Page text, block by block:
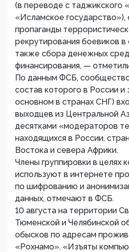
(в переводе с таджикского
«Исламское государство»),
пропаганды
рекрутирования боевиков
также сбора денежных
финансирования, —
По данным ФСБ,
состав которого в России
основном в странах СНГ)
выходцев из Центральной
десятками «модераторов
находящихся в России,
Востока и севера Африки.
Члены группировки в целях
используют в интернете
по шифрованию и
данных, отмечают в ФСБ.
10 августа на территории
Тюменской и Челябинской
обысков по адресам
«Рохнамо». «Изъяты